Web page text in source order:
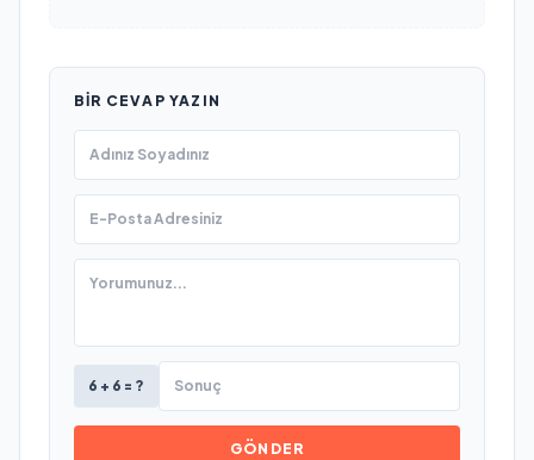
BIR CEVAP YAZIN
6 + 6 = ?
GÖNDER